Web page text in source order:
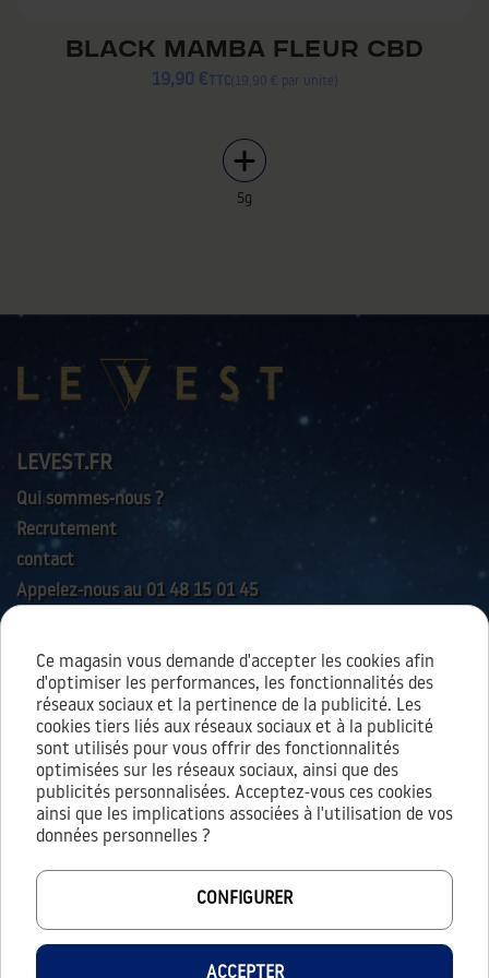
BLACK MAMBA FLEUR CBD
19,90 € TTC 19,90 € par unité
5g
LEVEST.FR
Qui sommes-nous ?
Recrutement
contact
Appelez-nous au 01 48 15 01 45
AIDES & SERVICES
À PROPOS
Conditions générales d’utilisation
Conditions générales de vente
Mentions légales
Protection des données personnelles
Ce magasin vous demande d'accepter les cookies afin
d'optimiser les performances, les fonctionnalités des
réseaux sociaux et la pertinence de la publicité. Les
cookies tiers liés aux réseaux sociaux et à la publicité
sont utilisés pour vous offrir des fonctionnalités
optimisées sur les réseaux sociaux, ainsi que des
publicités personnalisées. Acceptez-vous ces cookies
ainsi que les implications associées à l'utilisation de vos
données personnelles ?
CONFIGURER
ACCEPTER